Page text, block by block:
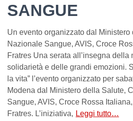
SANGUE
Un evento organizzato dal
Nazionale Sangue, AVIS, Croce
Fratres Una serata all’insegna della
solidarietà e delle grandi emozioni.
la vita” l’evento organizzato per
Modena dal Ministero della Salute,
Sangue, AVIS, Croce Rossa
Fratres. L’iniziativa, Leggi tutto…